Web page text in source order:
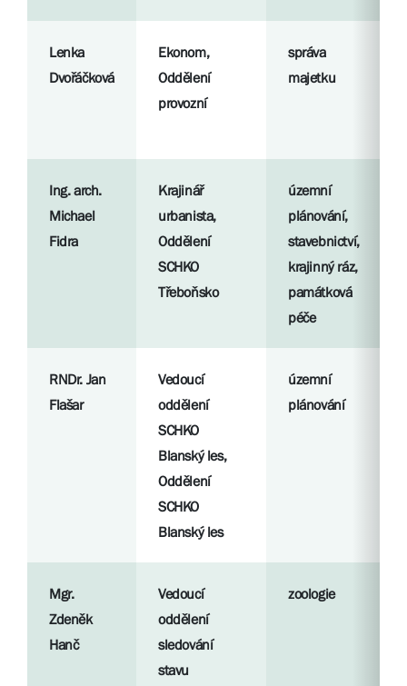
Lenka
Dvořáčková
Ekonom,
Oddělení
provozní
správa
majetku
Ing. arch.
Michael
Fidra
Krajinář
urbanista,
Oddělení
SCHKO
Třeboňsko
územní
plánování,
stavebnictví,
krajinný ráz,
památková
péče
RNDr. Jan
Flašar
Vedoucí
oddělení
SCHKO
Blanský les,
Oddělení
SCHKO
Blanský les
územní
plánování
Mgr.
Zdeněk
Hanč
Vedoucí
oddělení
sledování
stavu
zoologie